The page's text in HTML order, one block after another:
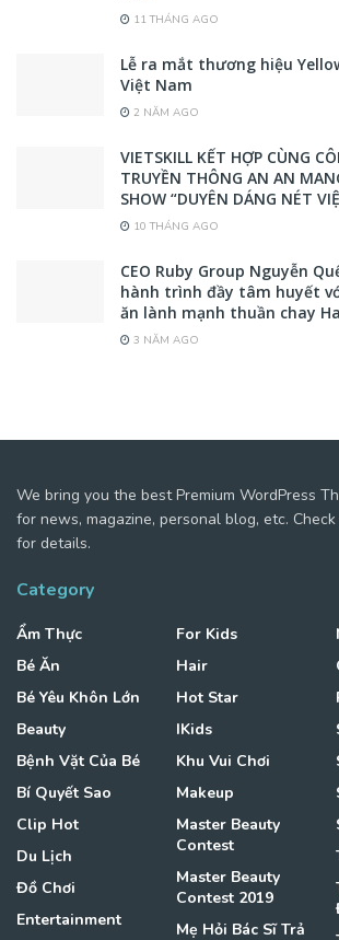
11 THÁNG AGO
Lễ ra mắt thương hiệu
Việt Nam
2 NĂM AGO
VIETSKILL KẾT HỢP CÙNG
TRUYỀN THÔNG AN AN
SHOW “DUYÊN DÁNG NÉT
10 THÁNG AGO
CEO Ruby Group Nguyễn
hành trình đầy tâm huyết
ăn lành mạnh thuần chay
3 NĂM AGO
We bring you the best Premium WordPress
for news, magazine, personal blog, etc.
for details.
Category
Ẩm Thực
Bé Ăn
Bé Yêu Khôn Lớn
Beauty
Bệnh Vặt Của Bé
Bí Quyết Sao
Clip Hot
Du Lịch
Đồ Chơi
Entertainment
For Kids
Hair
Hot Star
IKids
Khu Vui Chơi
Makeup
Master Beauty
Contest
Master Beauty
Contest 2019
Mẹ Hỏi Bác Sĩ Trả